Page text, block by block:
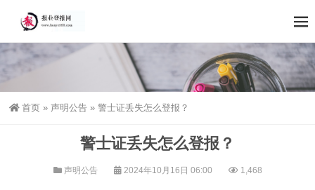
首页 » 声明公告 » 警士证丢失怎么登报？
警士证丢失怎么登报？
声明公告 2024年10月16日 06:00 1,468